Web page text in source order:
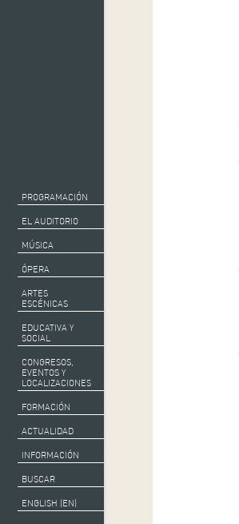
PROGRAMACIÓN
EL AUDITORIO
MÚSICA
ÓPERA
ARTES
ESCÉNICAS
EDUCATIVA Y
SOCIAL
CONGRESOS,
EVENTOS Y
LOCALIZACIONES
FORMACIÓN
ACTUALIDAD
INFORMACIÓN
BUSCAR
ENGLISH (EN)